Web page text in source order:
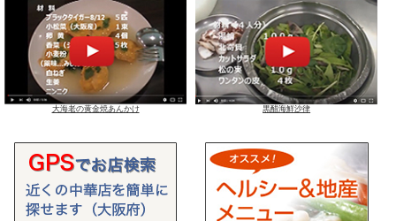
大海老の黄金焼あんかけ 黒醋海鮮沙律